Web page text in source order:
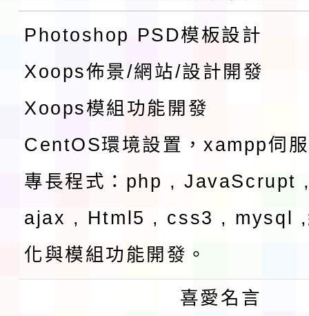
Photoshop PSD模板設計
Xoops佈景/網站/設計開發
Xoops模組功能開發
CentOS環境設置，xampp伺
專長程式：php , JavaScrupt
ajax , Html5 , css3 , mysql ,
化與模組功能開發。
喜愛名言